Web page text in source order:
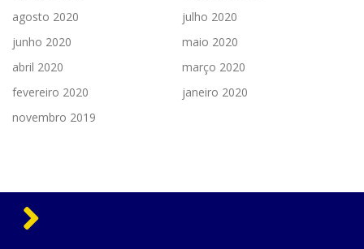
agosto 2020
julho 2020
junho 2020
maio 2020
abril 2020
março 2020
fevereiro 2020
janeiro 2020
novembro 2019